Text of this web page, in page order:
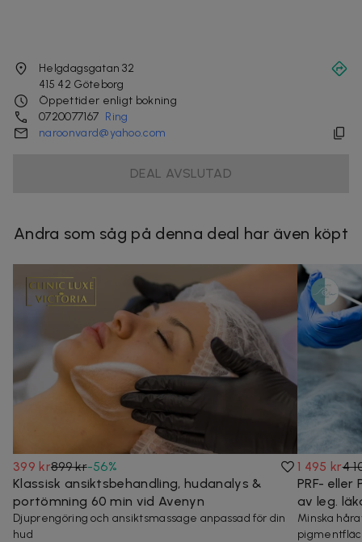
Helgdagsgatan 32
415 42 Göteborg
Öppettider enligt bokning
0720077167 Ring
naroonvard@yahoo.com
DEAL AVSLUTAD
Andra som såg på denna deal har även köpt
399 kr899 kr-56%
Klassisk ansiktsbehandling, hudanalys &
portömning 60 min vid Avenyn
Djuprengöring och ansiktsmassage anpassad för din
hud
1 495 kr4
PRF-
av leg.
Minska